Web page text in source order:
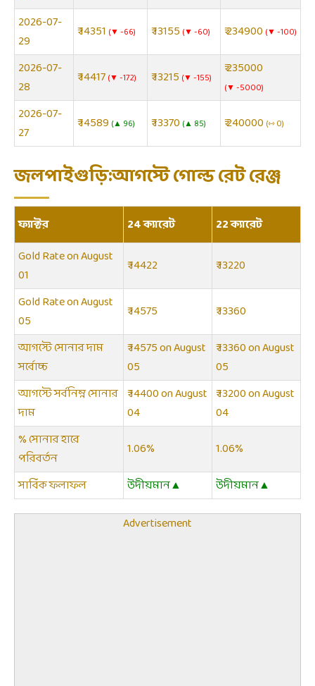
2026-07-
29
₹ 14351 ▼ -66 ₹ 13155 ▼ -60 ₹ 234900 ▼ -100
2026-07-
28
₹ 14417 ▼ -172 ₹ 13215 ▼ -155
₹ 235000
▼ -5000
2026-07-
27
₹ 14589 ▲ 96 ₹ 13370 ▲ 85 ₹ 240000 ⇿ 0
জলপাইগুড়ি:আগস্টে গোল্ড রেট রেঞ্জ
ফ্যাক্টর 24 ক্যারেট
22 ক্যারেট
Gold Rate on August
01
₹ 14422
₹ 13220
Gold Rate on August
05
₹ 14575
₹ 13360
আগস্টে সোনার দাম
সর্বোচ্চ
₹ 14575 on August
05
₹ 13360 on August
05
আগস্টে সর্বনিম্ন সোনার
দাম
₹ 14400 on August
04
₹ 13200 on August
04
% সোনার হারে
পরিবর্তন
1.06%
1.06%
সার্বিক ফলাফল
উদীয়মান▲
উদীয়মান▲
Advertisement